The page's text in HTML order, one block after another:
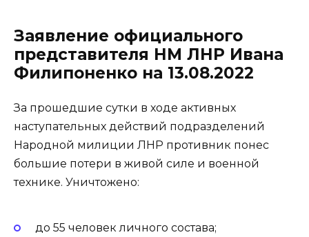
Заявление официального
представителя НМ ЛНР Ивана
Филипоненко на 13.08.2022
За прошедшие сутки в ходе активных
наступательных действий подразделений
Народной милиции ЛНР противник понес
большие потери в живой силе и военной
технике. Уничтожено:
до 55 человек личного состава;